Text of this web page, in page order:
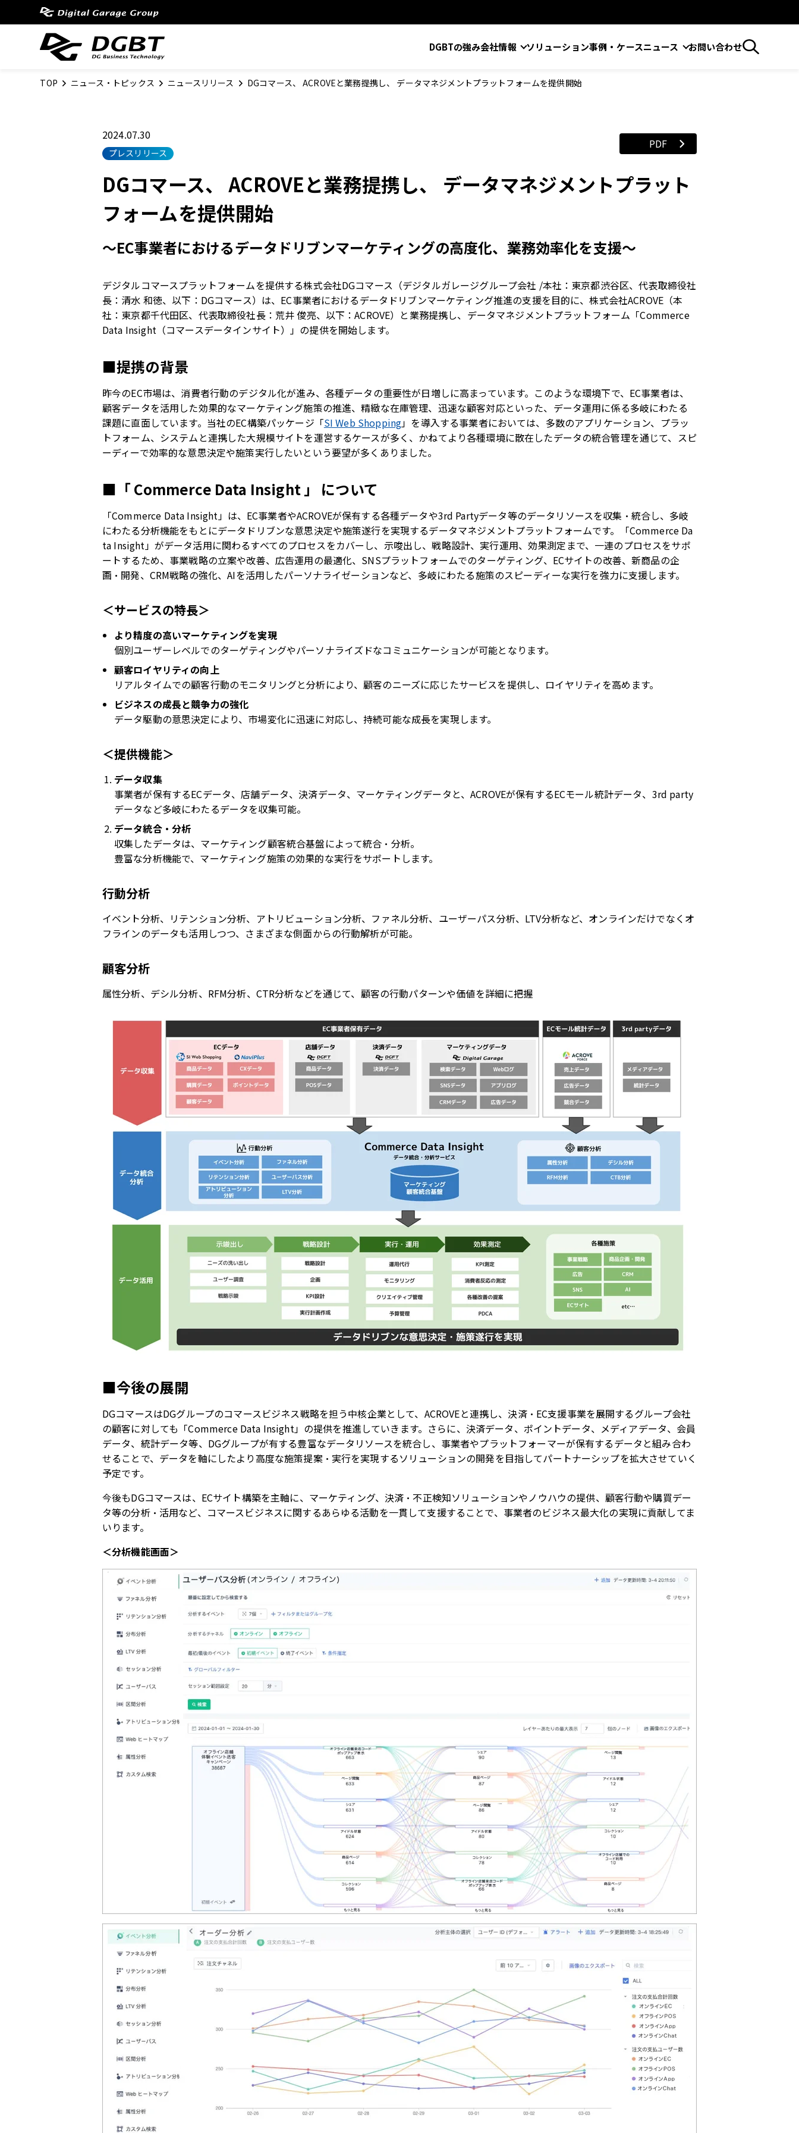
DGBTの強み会社情報 ソリューション事例・ケースニュース お問い合わせ
TOP ニュース・トピックス ニュースリリース DGコマース、 ACROVEと業務提携し、 データマネジメントプラットフォームを提供開始
2024.07.30
プレスリリース
PDF
DGコマース、 ACROVEと業務提携し、 データマネジメントプラット
フォームを提供開始
～EC事業者におけるデータドリブンマーケティングの高度化、業務効率化を支援〜
デジタルコマースプラットフォームを提供する株式会社DGコマース（デジタルガレージグループ会社 /本社：東京都渋谷区、代表取締役社
長：清水 和徳、以下：DGコマース）は、EC事業者におけるデータドリブンマーケティング推進の支援を目的に、株式会社ACROVE（本
社：東京都千代田区、代表取締役社長：荒井 俊亮、以下：ACROVE）と業務提携し、データマネジメントプラットフォーム「Commerce
Data Insight（コマースデータインサイト）」の提供を開始します。
■提携の背景
昨今のEC市場は、消費者行動のデジタル化が進み、各種データの重要性が日増しに高まっています。このような環境下で、EC事業者は、
顧客データを活用した効果的なマーケティング施策の推進、精緻な在庫管理、迅速な顧客対応といった、データ運用に係る多岐にわたる
課題に直面しています。当社のEC構築パッケージ「SI Web Shopping」を導入する事業者においては、多数のアプリケーション、プラッ
トフォーム、システムと連携した大規模サイトを運営するケースが多く、かねてより各種環境に散在したデータの統合管理を通じて、スピ
ーディーで効率的な意思決定や施策実行したいという要望が多くありました。
■「 Commerce Data Insight 」 について
「Commerce Data Insight」は、EC事業者やACROVEが保有する各種データや3rd Partyデータ等のデータリソースを収集・統合し、多岐
にわたる分析機能をもとにデータドリブンな意思決定や施策遂行を実現するデータマネジメントプラットフォームです。「Commerce Da
ta Insight」がデータ活用に関わるすべてのプロセスをカバーし、示唆出し、戦略設計、実行運用、効果測定まで、一連のプロセスをサポ
ートするため、事業戦略の立案や改善、広告運用の最適化、SNSプラットフォームでのターゲティング、ECサイトの改善、新商品の企
画・開発、CRM戦略の強化、AIを活用したパーソナライゼーションなど、多岐にわたる施策のスピーディーな実行を強力に支援します。
＜サービスの特長＞
より精度の高いマーケティングを実現
個別ユーザーレベルでのターゲティングやパーソナライズドなコミュニケーションが可能となります。
顧客ロイヤリティの向上
リアルタイムでの顧客行動のモニタリングと分析により、顧客のニーズに応じたサービスを提供し、ロイヤリティを高めます。
ビジネスの成長と競争力の強化
データ駆動の意思決定により、市場変化に迅速に対応し、持続可能な成長を実現します。
＜提供機能＞
データ収集
事業者が保有するECデータ、店舗データ、決済データ、マーケティングデータと、ACROVEが保有するECモール統計データ、3rd party
データなど多岐にわたるデータを収集可能。
データ統合・分析
収集したデータは、マーケティング顧客統合基盤によって統合・分析。
豊富な分析機能で、マーケティング施策の効果的な実行をサポートします。
行動分析
イベント分析、リテンション分析、アトリビューション分析、ファネル分析、ユーザーパス分析、LTV分析など、オンラインだけでなくオ
フラインのデータも活用しつつ、さまざまな側面からの行動解析が可能。
顧客分析
属性分析、デシル分析、 RFM分析、 CTR分析などを通じて、顧客の行動パターンや価値を詳細に把握
■今後の展開
DGコマースはDGグループのコマースビジネス戦略を担う中核企業として、 ACROVEと連携し、決済・ EC支援事業を展開するグループ会社
の顧客に対しても「Commerce Data Insight」の提供を推進していきます。さらに、決済データ、ポイントデータ、メディアデータ、会員
データ、統計データ等、 DGグループが有する豊富なデータリソースを統合し、事業者やプラットフォーマーが保有するデータと組み合わ
せることで、データを軸にしたより高度な施策提案・実行を実現するソリューションの開発を目指してパートナーシップを拡大させていく
予定です。
今後もDGコマースは、 ECサイト構築を主軸に、マーケティング、決済・不正検知ソリューションやノウハウの提供、顧客行動や購買デー
タ等の分析・活用など、コマースビジネスに関するあらゆる活動を一貫して支援することで、事業者のビジネス最大化の実現に貢献してま
いります。
＜分析機能画面＞